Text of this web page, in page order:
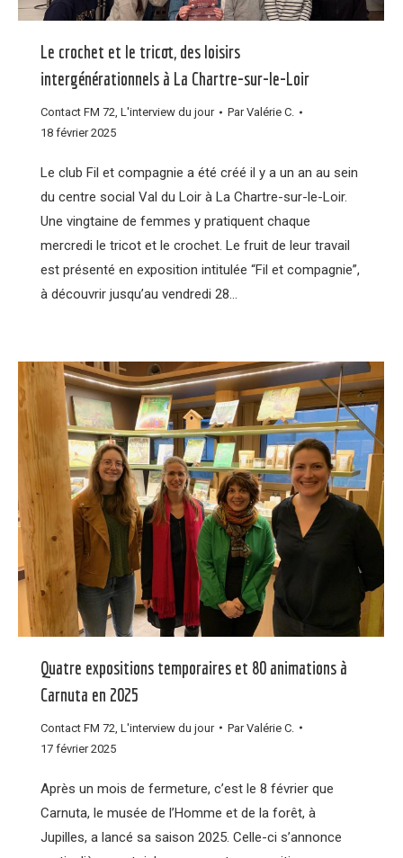
Le crochet et le tricot, des loisirs
intergénérationnels à La Chartre-sur-le-Loir
Contact FM 72, L'interview du jour ParValérie C.
18 février 2025
Le club Fil et compagnie a été créé il y a un an au sein
du centre social Val du Loir à La Chartre-sur-le-Loir.
Une vingtaine de femmes y pratiquent chaque
mercredi le tricot et le crochet. Le fruit de leur travail
est présenté en exposition intitulée “Fil et compagnie”,
à découvrir jusqu’au vendredi 28…
Quatre expositions temporaires et 80 animations à
Carnuta en 2025
Contact FM 72 L'interview du jour ParValérie C.
17 février 2025
Après un mois de fermeture, c’est le 8 février que
Carnuta, le musée de l’Homme et de la forêt, à
Jupilles, a lancé sa saison 2025. Celle-ci s’annonce